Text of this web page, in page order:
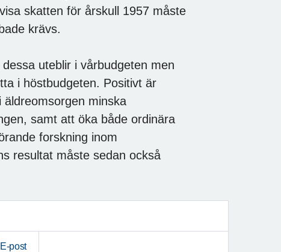
skatten för årskull 1957 måste
krävs.
uteblir i vårbudgeten men
i höstbudgeten. Positivt är
minska
samt att öka både ordinära
forskning inom
resultat måste sedan också
E-post